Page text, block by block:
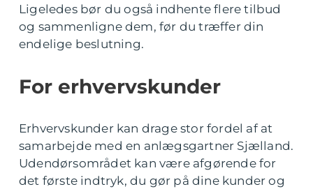
Ligeledes bør du også indhente flere tilbud
og sammenligne dem, før du træffer din
endelige beslutning.
For erhvervskunder
Erhvervskunder kan drage stor fordel af at
samarbejde med en anlægsgartner Sjælland.
Udendørsområdet kan være afgørende for
det første indtryk, du gør på dine kunder og